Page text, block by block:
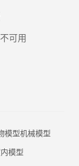
可用
模型机械模型
模型